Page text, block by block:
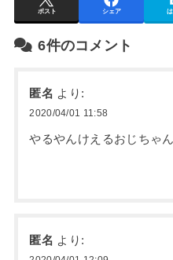
ポスト シェア
6件のコメント
匿名 より:
2020/04/01 11:58
やるやんけえるおじちゃん
匿名 より: